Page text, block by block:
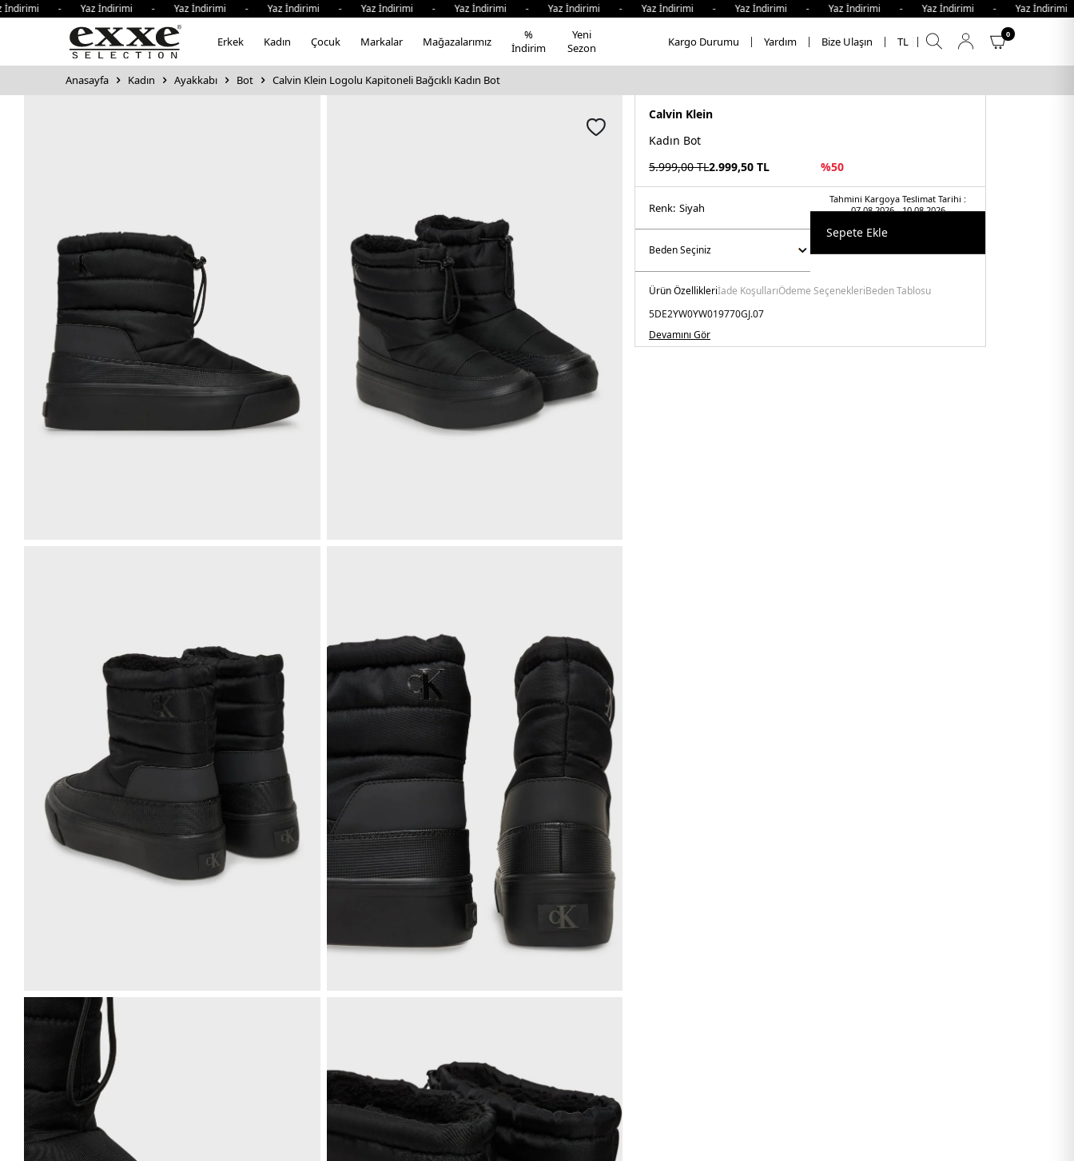
- Yaz İndirimi - Yaz İndirimi - Yaz İndirimi - Yaz İndirimi - Yaz İndirimi - Yaz İndirimi - Yaz İndirimi - Yaz İndirimi - Yaz İndirimi - Yaz İndirimi - Yaz
Erkek Kadın Çocuk Markalar Mağazalarımız
%
İndirim
Yeni
Sezon
Kargo Durumu Yardım Bize Ulaşın TL
0
Anasayfa Kadın Ayakkabı Bot Calvin Klein Logolu Kapitoneli Bağcıklı Kadın Bot
Calvin Klein
Kadın Bot
5.999,00TL2.999,50 TL %50
Tahmini Kargoya Teslimat Tarihi :
07.08.2026 - 10.08.2026
Renk: si̇yah
Sepete Ekle
Ürün Özellikleriİade KoşullarıÖdeme SeçenekleriBeden Tablosu
5DE2YW0YW019770GJ.07
Devamını Gör